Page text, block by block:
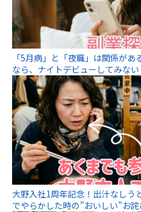
「5月病」と「夜職」は関係が
なら、ナイトデビューしてみな
大野入社1周年記念！出汁なしう
でやらかした時の”おいしい”お